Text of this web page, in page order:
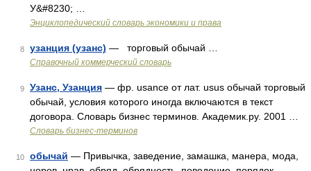
У&#8230; …
Энциклопедический словарь экономики и права
8 узанция (узанс) — торговый обычай …
Справочный коммерческий словарь
9 Узанс, Узанция — фр. usance от лат. usus обычай торговый
обычай, условия которого иногда включаются в текст
договора. Словарь бизнес терминов. Академик.ру. 2001 …
Словарь бизнес-терминов
10 обычай — Привычка, заведение, замашка, манера, мода,